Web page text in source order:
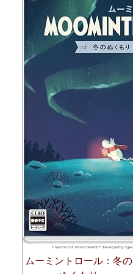
ムーミントロール：冬の